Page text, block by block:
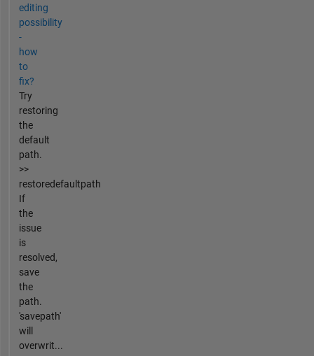
editing
possibility
-
how
to
fix?
Try
restoring
the
default
path.
>>
restoredefaultpath
If
the
issue
is
resolved,
save
the
path.
'savepath'
will
overwrit...